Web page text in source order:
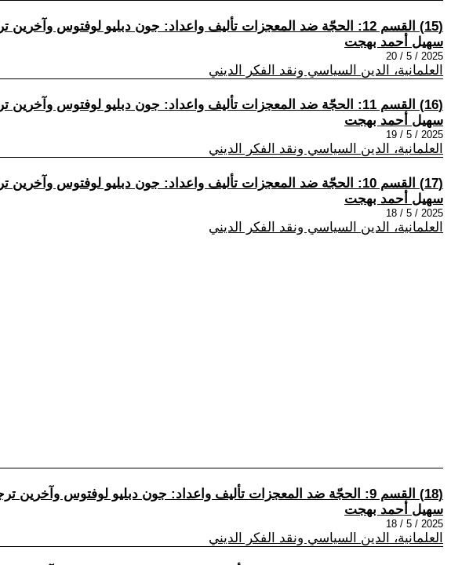
(15) القسم 12: الحجّة ضد المعجزات تأليف واعداد: جون دبليو لوفتوس وآخرين ترجمة وتعليقات: سهيل أحمد بهجت
سهيل أحمد بهجت
2025 / 5 / 20
العلمانية، الدين السياسي ونقد الفكر الديني
(16) القسم 11: الحجّة ضد المعجزات تأليف واعداد: جون دبليو لوفتوس وآخرين ترجمة وتعليقات: سهيل أحمد بهجت
سهيل أحمد بهجت
2025 / 5 / 19
العلمانية، الدين السياسي ونقد الفكر الديني
(17) القسم 10: الحجّة ضد المعجزات تأليف واعداد: جون دبليو لوفتوس وآخرين ترجمة وتعليقات: سهيل أحمد بهجت
سهيل أحمد بهجت
2025 / 5 / 18
العلمانية، الدين السياسي ونقد الفكر الديني
(18) القسم 9: الحجّة ضد المعجزات تأليف واعداد: جون دبليو لوفتوس وآخرين ترجمة وتعليقات: سهيل أحمد بهجت
سهيل أحمد بهجت
2025 / 5 / 18
العلمانية، الدين السياسي ونقد الفكر الديني